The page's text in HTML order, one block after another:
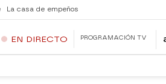
La casa de empeños
EN DIRECTO PROGRAMACIÓN TV